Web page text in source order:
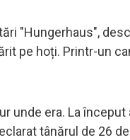
"Hungerhaus",
pe hoți. Printr-un
unde era. La
tânărul de 26